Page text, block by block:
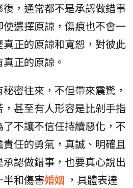
，通常都不是承認做錯事
選擇原諒，傷痕也不會一
正的原諒和寬恕，對彼此
正的原諒。
密往來，不但帶來震驚，
甚至有人形容是比剁手指
不讓不信任持續惡化，不
任的勇氣，真誠、明確且
認做錯事，也要真心說出
和傷害婚姻 ，具體表達